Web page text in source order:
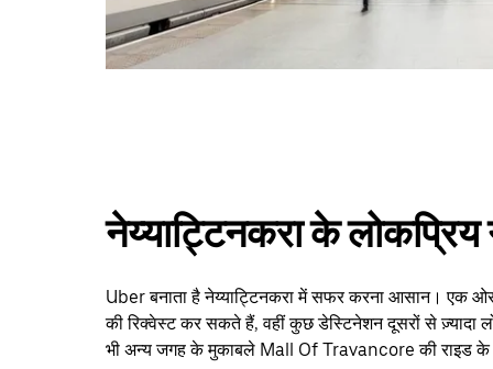
नेय्याट्टिनकरा के लोकप्रिय
Uber बनाता है नेय्याट्टिनकरा में सफर करना आसान। एक
की रिक्वेस्ट कर सकते हैं, वहीं कुछ डेस्टिनेशन दूसरों से ज़्यादा
भी अन्य जगह के मुकाबले Mall Of Travancore की राइड के